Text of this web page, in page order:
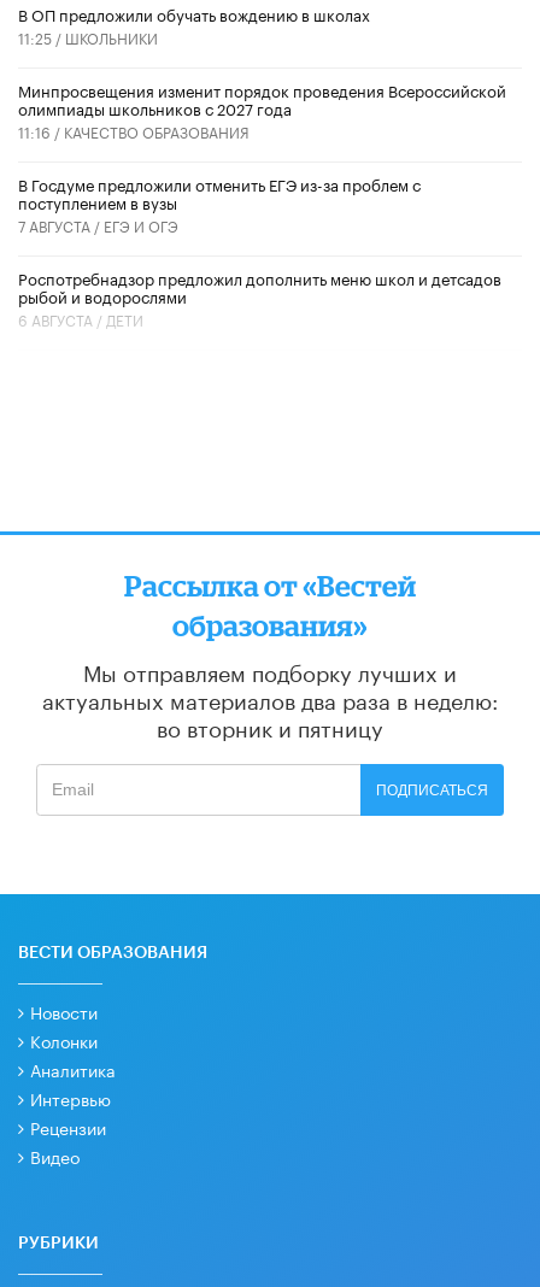
В ОП предложили обучать вождению в школах
11:25 / ШКОЛЬНИКИ
Минпросвещения изменит порядок проведения Всероссийской
олимпиады школьников с 2027 года
11:16 / КАЧЕСТВО ОБРАЗОВАНИЯ
В Госдуме предложили отменить ЕГЭ из-за проблем с
поступлением в вузы
7 АВГУСТА / ЕГЭ И ОГЭ
Роспотребнадзор предложил дополнить меню школ и детсадов
рыбой и водорослями
6 АВГУСТА / ДЕТИ
Рассылка от «Вестей
образования»
Мы отправляем подборку лучших и
актуальных материалов два раза в неделю:
во вторник и пятницу
ПОДПИСАТЬСЯ
ВЕСТИ ОБРАЗОВАНИЯ
Новости
Колонки
Аналитика
Интервью
Рецензии
Видео
РУБРИКИ